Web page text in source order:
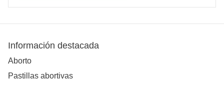
Información destacada
Aborto
Pastillas abortivas